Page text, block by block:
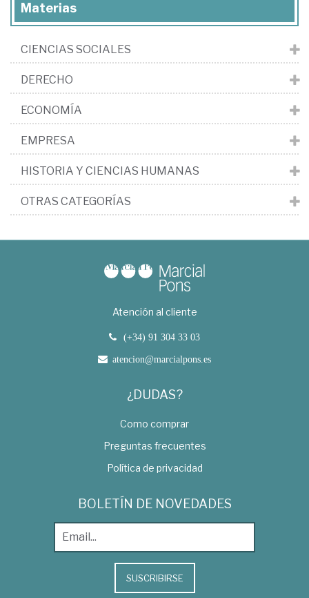
Materias
CIENCIAS SOCIALES
DERECHO
ECONOMÍA
EMPRESA
HISTORIA Y CIENCIAS HUMANAS
OTRAS CATEGORÍAS
Atención al cliente
(+34) 91 304 33 03
atencion@marcialpons.es
¿DUDAS?
Como comprar
Preguntas frecuentes
Política de privacidad
BOLETÍN DE NOVEDADES
SUSCRIBIRSE